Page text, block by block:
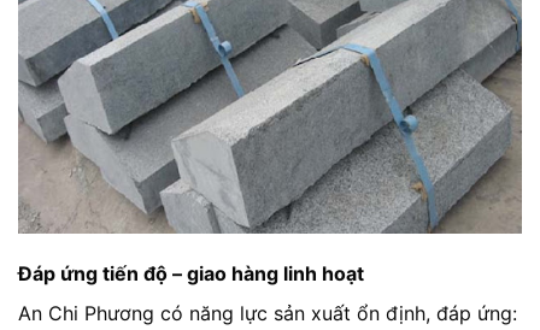
Đáp ứng tiến độ – giao hàng linh hoạt
An Chi Phương có năng lực sản xuất ổn định, đáp ứng: